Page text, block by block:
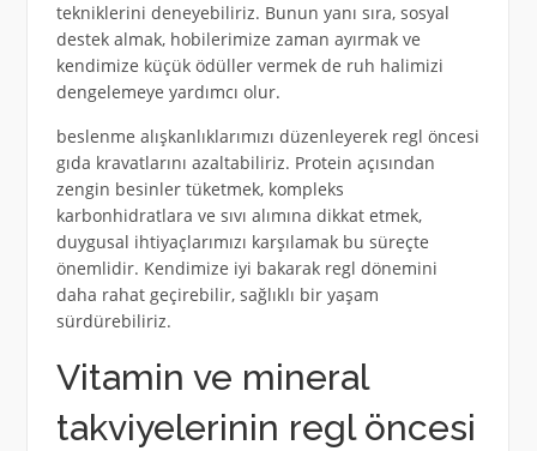
tekniklerini deneyebiliriz. Bunun yanı sıra, sosyal
destek almak, hobilerimize zaman ayırmak ve
kendimize küçük ödüller vermek de ruh halimizi
dengelemeye yardımcı olur.
beslenme alışkanlıklarımızı düzenleyerek regl öncesi
gıda kravatlarını azaltabiliriz. Protein açısından
zengin besinler tüketmek, kompleks
karbonhidratlara ve sıvı alımına dikkat etmek,
duygusal ihtiyaçlarımızı karşılamak bu süreçte
önemlidir. Kendimize iyi bakarak regl dönemini
daha rahat geçirebilir, sağlıklı bir yaşam
sürdürebiliriz.
Vitamin ve mineral
takviyelerinin regl öncesi